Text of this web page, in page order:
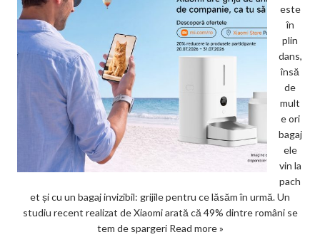
este
în
plin
dans,
însă
de
mult
e ori
bagaj
ele
vin la
pach
et și cu un bagaj invizibil: grijile pentru ce lăsăm în urmă. Un
studiu recent realizat de Xiaomi arată că 49% dintre români se
tem de spargeri Read more »